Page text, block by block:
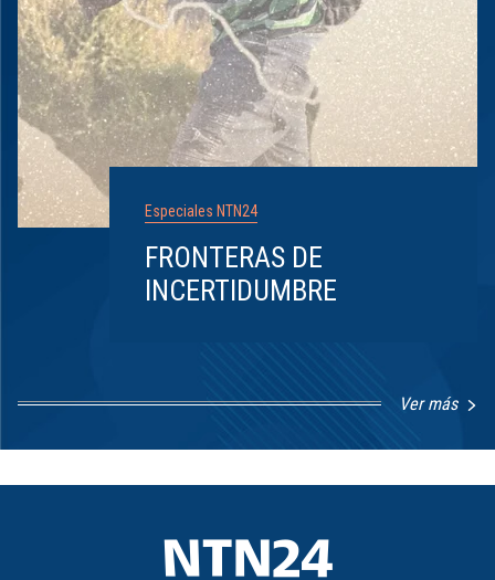
Especiales NTN24
FRONTERAS DE
INCERTIDUMBRE
Ver más
8